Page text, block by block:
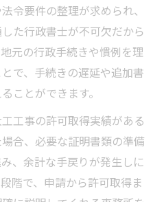
令要件の整理が求められ、
た行政書士が不可欠だから
元の行政手続きや慣例を理
で、手続きの遅延や追加書
ことができます。
工事の許可取得実績がある
合、必要な証明書類の準備
、余計な手戻りが発生しに
階で、申請から許可取得ま